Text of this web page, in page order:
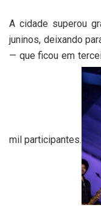
A cidade superou
juninos, deixando
— que ficou em
mil participantes.